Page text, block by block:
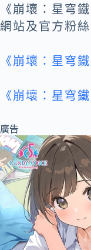
《崩壞：星穹
網站及官方粉
《崩壞：星穹
《崩壞：星穹
廣告